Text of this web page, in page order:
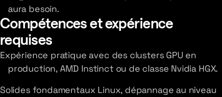
aura besoin.
Compétences et expérience
requises
Expérience pratique avec des clusters GPU en
production, AMD Instinct ou de classe Nvidia HGX.
Solides fondamentaux Linux, dépannage au niveau